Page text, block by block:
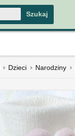
Dzieci Narodziny